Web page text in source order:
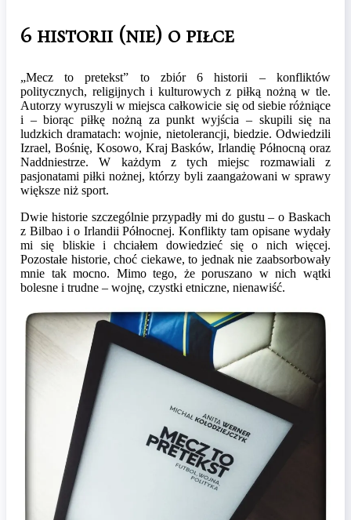
6 historii (nie) o piłce
„Mecz to pretekst” to zbiór 6 historii – konfliktów
politycznych, religijnych i kulturowych z piłką nożną w tle.
Autorzy wyruszyli w miejsca całkowicie się od siebie różniące
i – biorąc piłkę nożną za punkt wyjścia – skupili się na
ludzkich dramatach: wojnie, nietolerancji, biedzie. Odwiedzili
Izrael, Bośnię, Kosowo, Kraj Basków, Irlandię Północną oraz
Naddniestrze. W każdym z tych miejsc rozmawiali z
pasjonatami piłki nożnej, którzy byli zaangażowani w sprawy
większe niż sport.
Dwie historie szczególnie przypadły mi do gustu – o Baskach
z Bilbao i o Irlandii Północnej. Konflikty tam opisane wydały
mi się bliskie i chciałem dowiedzieć się o nich więcej.
Pozostałe historie, choć ciekawe, to jednak nie zaabsorbowały
mnie tak mocno. Mimo tego, że poruszano w nich wątki
bolesne i trudne – wojnę, czystki etniczne, nienawiść.